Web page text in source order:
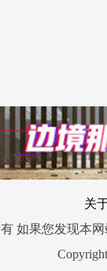
关
如果您发现本